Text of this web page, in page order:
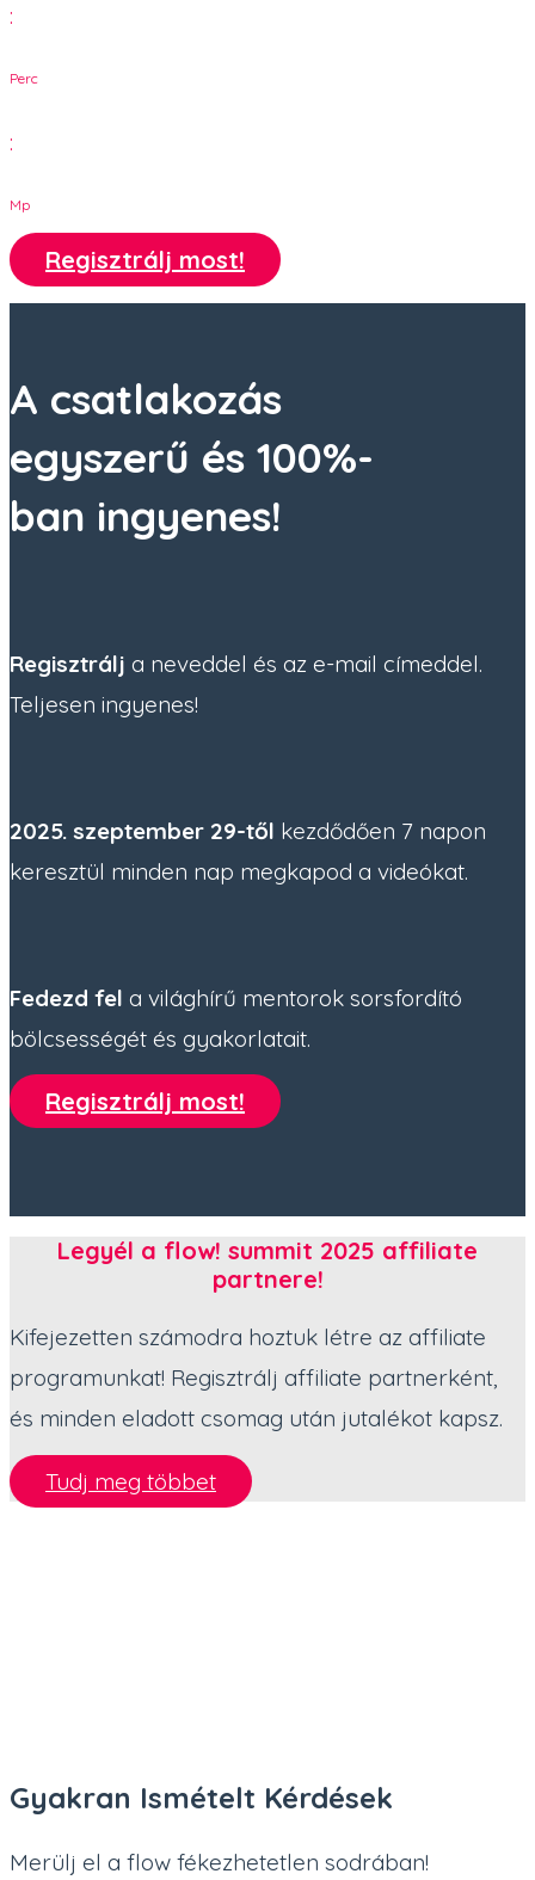
:
Perc
:
Mp
Regisztrálj most!
A csatlakozás
egyszerű és 100%-
ban ingyenes!
Regisztrálj a neveddel és az e-mail címeddel.
Teljesen ingyenes!
2025. szeptember 29-től kezdődően 7 napon
keresztül minden nap megkapod a videókat.
Fedezd fel a világhírű mentorok sorsfordító
bölcsességét és gyakorlatait.
Regisztrálj most!
Legyél a flow! summit 2025 affiliate
partnere!
Kifejezetten számodra hoztuk létre az affiliate
programunkat! Regisztrálj affiliate partnerként,
és minden eladott csomag után jutalékot kapsz.
Tudj meg többet
Gyakran Ismételt Kérdések
Merülj el a flow fékezhetetlen sodrában!